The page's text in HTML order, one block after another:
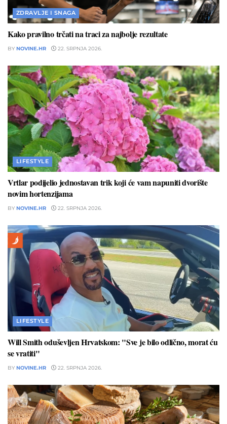
ZDRAVLJE I SNAGA
Kako pravilno trčati na traci za najbolje rezultate
BY NOVINE.HR 22. SRPNJA 2026.
LIFESTYLE
Vrtlar podijelio jednostavan trik koji će vam napuniti dvorište
novim hortenzijama
BY NOVINE.HR 22. SRPNJA 2026.
LIFESTYLE
Will Smith oduševljen Hrvatskom: "Sve je bilo odlično, morat ću
se vratiti"
BY NOVINE.HR 22. SRPNJA 2026.